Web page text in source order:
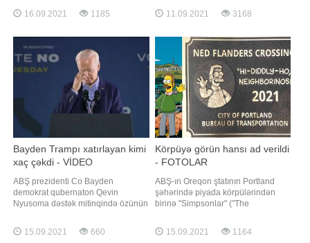
göstərib. -a istinadən xəbər verir ki,
Berlindəki "Kaplan Dönər"in sahibi
kəsə ona aid restoran və kafelər
şəbəkəsində pulsuz dönər ikram
ediləcəyin
16.09.2021 1185
bu qədər çox üstünlük verilən kərə
yağının təbii olub-olmadığını necə
olması barədə fikirlər olsa da, təbii
kərə yağının A
11.09.2021 3168
Bayden Trampı xatırlayan kimi
xaç çəkdi - VİDEO
ABŞ prezidenti Co Bayden
demokrat qubernaton Qevin
Nyusoma dəstək mitinqində özünün
xatırlayıb. -ın -a istinadən
məlumatına görə, o bildirib ki,
15.09.2021 660
Körpüyə görün hansı ad verildi
- FOTOLAR
ABŞ-ın Oreqon ştatının Portland
şəhərində piyada körpülərindən
birinə "Simpsonlar" ("The
personajının adı verilib. xəbər verir
ki, bu barədə yazır. Belə ki, həmin
15.09.2021 1164